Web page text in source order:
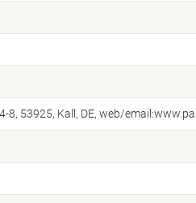
8, 53925, Kall, DE, web/